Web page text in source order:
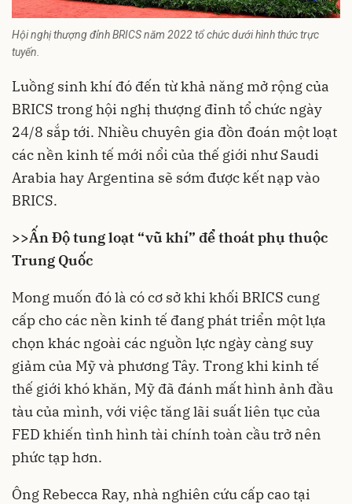
Hội nghị thượng đỉnh BRICS năm 2022 tổ chức dưới hình thức trực
tuyến.
Luồng sinh khí đó đến từ khả năng mở rộng của
BRICS trong hội nghị thượng đỉnh tổ chức ngày
24/8 sắp tới. Nhiều chuyên gia đồn đoán một loạt
các nền kinh tế mới nổi của thế giới như Saudi
Arabia hay Argentina sẽ sớm được kết nạp vào
BRICS.
>>Ấn Độ tung loạt “vũ khí” để thoát phụ thuộc
Trung Quốc
Mong muốn đó là có cơ sở khi khối BRICS cung
cấp cho các nền kinh tế đang phát triển một lựa
chọn khác ngoài các nguồn lực ngày càng suy
giảm của Mỹ và phương Tây. Trong khi kinh tế
thế giới khó khăn, Mỹ đã đánh mất hình ảnh đầu
tàu của mình, với việc tăng lãi suất liên tục của
FED khiến tình hình tài chính toàn cầu trở nên
phức tạp hơn.
Ông Rebecca Ray, nhà nghiên cứu cấp cao tại